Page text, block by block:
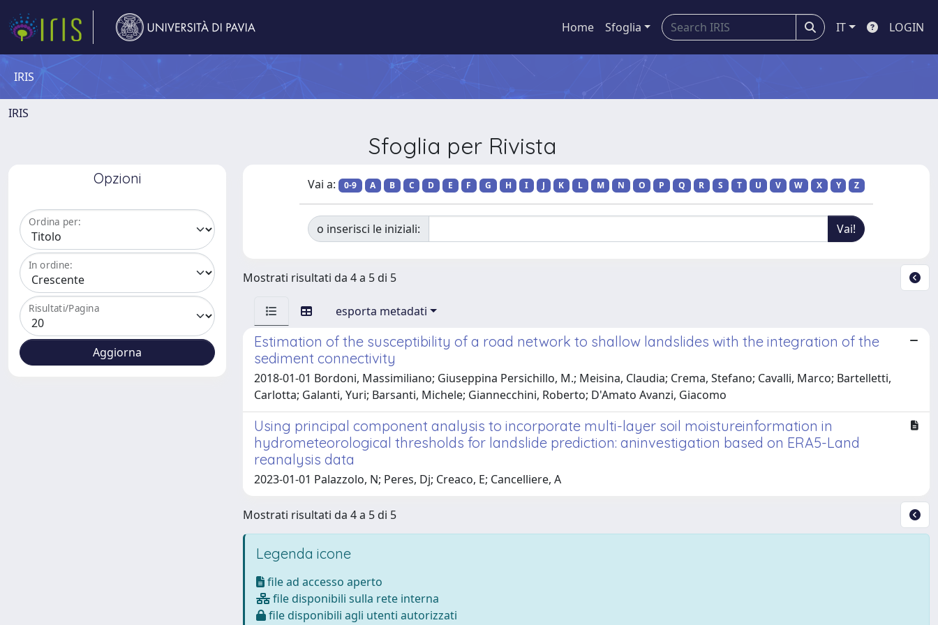
Home Sfoglia IT LOGIN
IRIS
IRIS
Sfoglia per Rivista
Opzioni
Ordina per:
In ordine:
Risultati/Pagina
Vai a: 0-9 A B C D E F G H I J K L M N O P Q R S T U V W X Y Z
o inserisci le iniziali:
Mostrati risultati da 4 a 5 di 5
esporta metadati
Estimation of the susceptibility of a road network to shallow landslides with the integration of the
sediment connectivity
2018-01-01 Bordoni, Massimiliano; Giuseppina Persichillo, M.; Meisina, Claudia; Crema, Stefano; Cavalli, Marco; Bartelletti,
Carlotta; Galanti, Yuri; Barsanti, Michele; Giannecchini, Roberto; D'Amato Avanzi, Giacomo
Using principal component analysis to incorporate multi-layer soil moistureinformation in
hydrometeorological thresholds for landslide prediction: aninvestigation based on ERA5-Land
reanalysis data
2023-01-01 Palazzolo, N; Peres, Dj; Creaco, E; Cancelliere, A
Mostrati risultati da 4 a 5 di 5
Legenda icone
file ad accesso aperto
file disponibili sulla rete interna
file disponibili agli utenti autorizzati